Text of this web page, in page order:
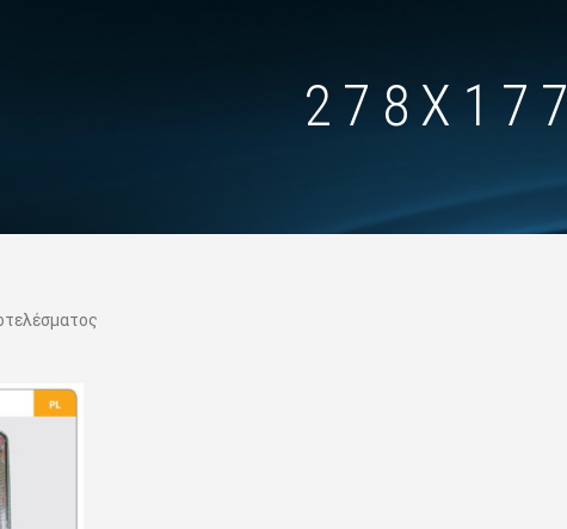
278X177